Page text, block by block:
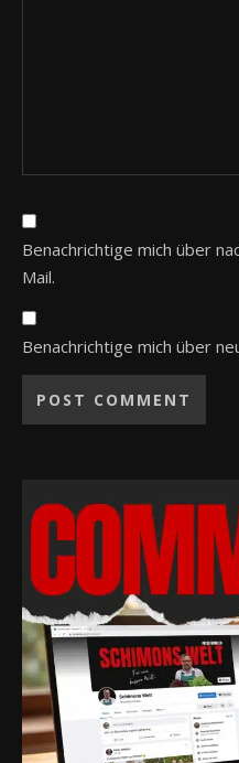
Benachrichtige mich über
Mail.
Benachrichtige mich über